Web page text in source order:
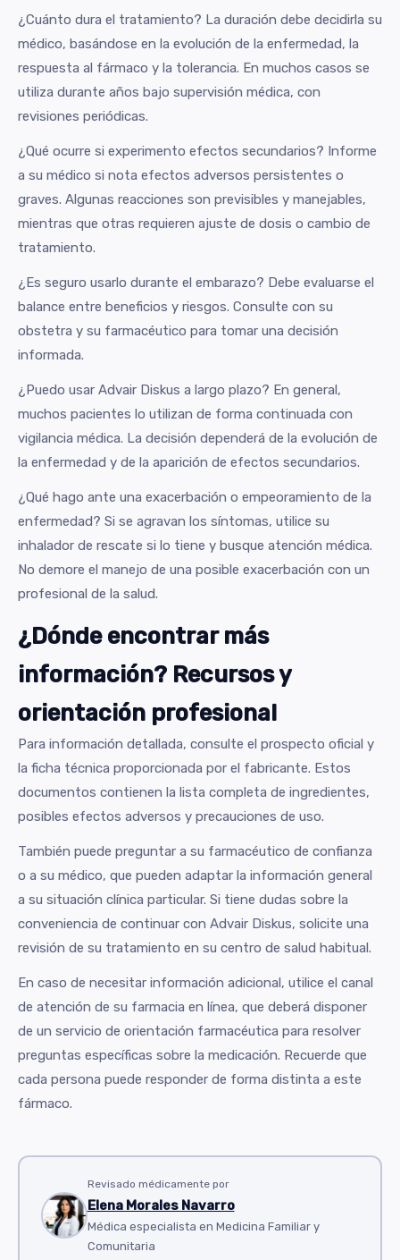
¿Cuánto dura el tratamiento? La duración debe decidirla su
médico, basándose en la evolución de la enfermedad, la
respuesta al fármaco y la tolerancia. En muchos casos se
utiliza durante años bajo supervisión médica, con
revisiones periódicas.
¿Qué ocurre si experimento efectos secundarios? Informe
a su médico si nota efectos adversos persistentes o
graves. Algunas reacciones son previsibles y manejables,
mientras que otras requieren ajuste de dosis o cambio de
tratamiento.
¿Es seguro usarlo durante el embarazo? Debe evaluarse el
balance entre beneficios y riesgos. Consulte con su
obstetra y su farmacéutico para tomar una decisión
informada.
¿Puedo usar Advair Diskus a largo plazo? En general,
muchos pacientes lo utilizan de forma continuada con
vigilancia médica. La decisión dependerá de la evolución de
la enfermedad y de la aparición de efectos secundarios.
¿Qué hago ante una exacerbación o empeoramiento de la
enfermedad? Si se agravan los síntomas, utilice su
inhalador de rescate si lo tiene y busque atención médica.
No demore el manejo de una posible exacerbación con un
profesional de la salud.
¿Dónde encontrar más
información? Recursos y
orientación profesional
Para información detallada, consulte el prospecto oficial y
la ficha técnica proporcionada por el fabricante. Estos
documentos contienen la lista completa de ingredientes,
posibles efectos adversos y precauciones de uso.
También puede preguntar a su farmacéutico de confianza
o a su médico, que pueden adaptar la información general
a su situación clínica particular. Si tiene dudas sobre la
conveniencia de continuar con Advair Diskus, solicite una
revisión de su tratamiento en su centro de salud habitual.
En caso de necesitar información adicional, utilice el canal
de atención de su farmacia en línea, que deberá disponer
de un servicio de orientación farmacéutica para resolver
preguntas específicas sobre la medicación. Recuerde que
cada persona puede responder de forma distinta a este
fármaco.
Revisado médicamente por
Elena Morales Navarro
Médica especialista en Medicina Familiar y
Comunitaria